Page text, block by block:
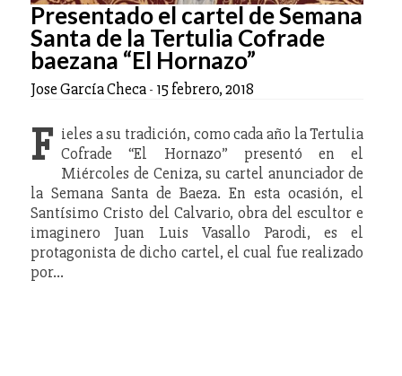
Presentado el cartel de Semana
Santa de la Tertulia Cofrade
baezana “El Hornazo”
Jose García Checa- 15 febrero, 2018
F ieles a su tradición, como cada año la Tertulia
Cofrade “El Hornazo” presentó en el
Miércoles de Ceniza, su cartel anunciador de
la Semana Santa de Baeza. En esta ocasión, el
Santísimo Cristo del Calvario, obra del escultor e
imaginero Juan Luis Vasallo Parodi, es el
protagonista de dicho cartel, el cual fue realizado
por…